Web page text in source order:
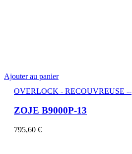
Ajouter au panier
OVERLOCK - RECOUVREUSE --
ZOJE B9000P-13
795,60 €